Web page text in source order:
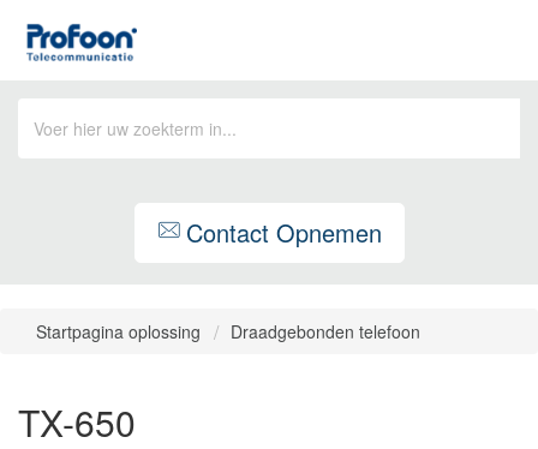
Contact Opnemen
Startpagina oplossing Draadgebonden telefoon
TX-650